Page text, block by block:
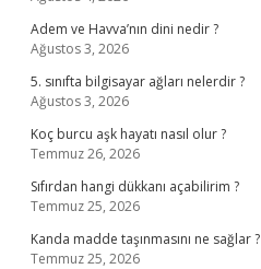
Adem ve Havva’nın dini nedir ?
Ağustos 3, 2026
5. sınıfta bilgisayar ağları nelerdir ?
Ağustos 3, 2026
Koç burcu aşk hayatı nasıl olur ?
Temmuz 26, 2026
Sıfırdan hangi dükkanı açabilirim ?
Temmuz 25, 2026
Kanda madde taşınmasını ne sağlar ?
Temmuz 25, 2026